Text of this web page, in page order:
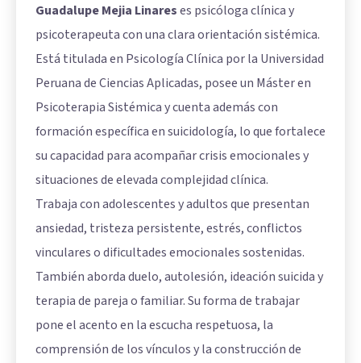
Guadalupe Mejia Linareses psicóloga clínica y
psicoterapeuta con una clara orientación sistémica.
Está titulada en Psicología Clínica por la Universidad
Peruana de Ciencias Aplicadas, posee un Máster en
Psicoterapia Sistémica y cuenta además con
formación específica en suicidología, lo que fortalece
su capacidad para acompañar crisis emocionales y
situaciones de elevada complejidad clínica.
Trabaja con adolescentes y adultos que presentan
ansiedad, tristeza persistente, estrés, conflictos
vinculares o dificultades emocionales sostenidas.
También aborda duelo, autolesión, ideación suicida y
terapia de pareja o familiar. Su forma de trabajar
pone el acento en la escucha respetuosa, la
comprensión de los vínculos y la construcción de